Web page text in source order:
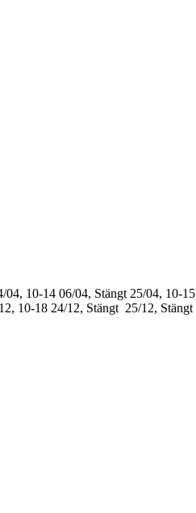
04, 10-14 06/04, Stängt 25/04, 10-15
10-18 24/12, Stängt 25/12, Stängt